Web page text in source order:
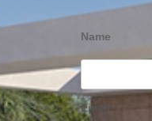
Name
Email